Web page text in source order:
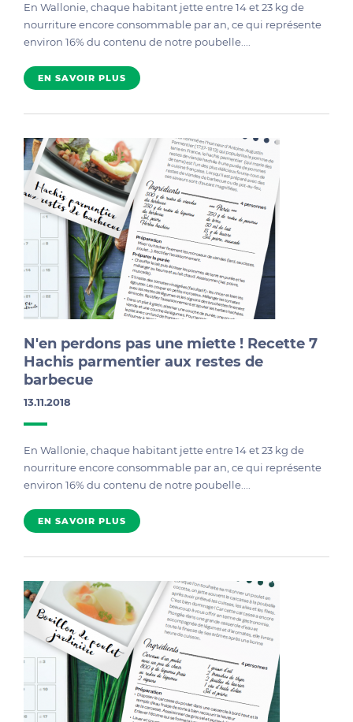
En Wallonie, chaque habitant jette entre 14 et 23 kg de
nourriture encore consommable par an, ce qui représente
environ 16% du contenu de notre poubelle....
EN SAVOIR PLUS
N'en perdons pas une miette ! Recette 7
Hachis parmentier aux restes de
barbecue
13.11.2018
En Wallonie, chaque habitant jette entre 14 et 23 kg de
nourriture encore consommable par an, ce qui représente
environ 16% du contenu de notre poubelle....
EN SAVOIR PLUS